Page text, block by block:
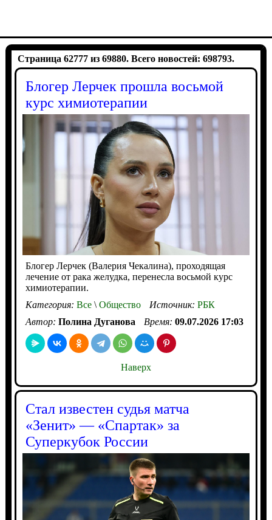
Страница 62777 из 69880. Всего новостей: 698793.
Блогер Лерчек прошла восьмой
курс химиотерапии
Блогер Лерчек (Валерия Чекалина), проходящая
лечение от рака желудка, перенесла восьмой курс
химиотерапии.
Категория: Все\Общество Источник: РБК
Автор: Полина Дуганова Время: 09.07.2026 17:03
Наверх
Стал известен судья матча
«Зенит» — «Спартак» за
Суперкубок России